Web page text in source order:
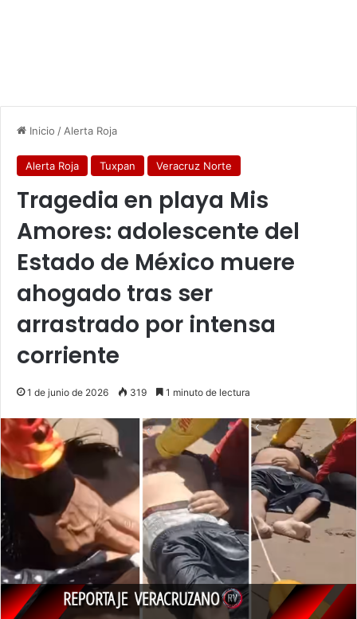
Inicio / Alerta Roja
Alerta Roja Tuxpan Veracruz Norte
Tragedia en playa Mis
Amores: adolescente del
Estado de México muere
ahogado tras ser
arrastrado por intensa
corriente
1 de junio de 2026 319 1 minuto de lectura